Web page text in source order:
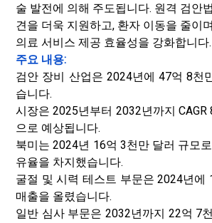
술 발전에 의해 주도됩니다. 원격 검안
견을 더욱 지원하고, 환자 이동을 줄이
의료 서비스 제공 효율성을 강화합니다.
주요 내용:
검안 장비 산업은 2024년에 47억 8천
습니다.
시장은 2025년부터 2032년까지 CAGR
으로 예상됩니다.
북미는 2024년 16억 3천만 달러 규모
유율을 차지했습니다.
굴절 및 시력 테스트 부문은 2024년에
매출을 올렸습니다.
일반 심사 부문은 2032년까지 22억 7